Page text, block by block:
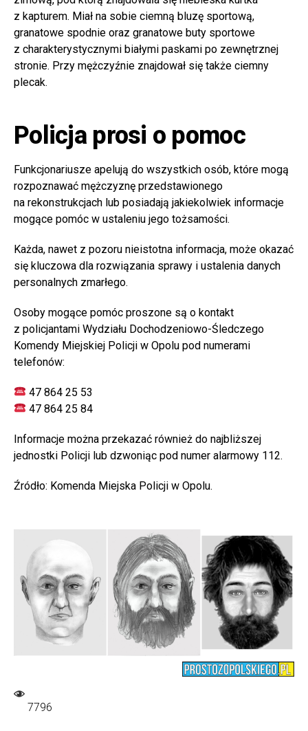
z kapturem. Miał na sobie ciemną bluzę sportową,
granatowe spodnie oraz granatowe buty sportowe
z charakterystycznymi białymi paskami po zewnętrznej
stronie. Przy mężczyźnie znajdował się także ciemny
plecak.
Policja prosi o pomoc
Funkcjonariusze apelują do wszystkich osób, które mogą
rozpoznawać mężczyznę przedstawionego
na rekonstrukcjach lub posiadają jakiekolwiek informacje
mogące pomóc w ustaleniu jego tożsamości.
Każda, nawet z pozoru nieistotna informacja, może okazać
się kluczowa dla rozwiązania sprawy i ustalenia danych
personalnych zmarłego.
Osoby mogące pomóc proszone są o kontakt
z policjantami Wydziału Dochodzeniowo-Śledczego
Komendy Miejskiej Policji w Opolu pod numerami
telefonów:
47 864 25 53
47 864 25 84
Informacje można przekazać również do najbliższej
jednostki Policji lub dzwoniąc pod numer alarmowy 112.
Źródło: Komenda Miejska Policji w Opolu.
7796